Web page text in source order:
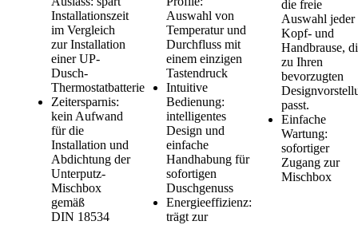
Installationszeit
im Vergleich
zur Installation
einer UP-
Dusch-
Thermostatbatterie
Zeitersparnis:
kein Aufwand
für die
Installation und
Abdichtung der
Unterputz-
Mischbox
gemäß
DIN 18534
Auswahl von
Temperatur und
Durchfluss mit
einem einzigen
Tastendruck
Intuitive
Bedienung:
intelligentes
Design und
einfache
Handhabung für
sofortigen
Duschgenuss
Energieeffizienz:
trägt zur
die freie
Auswahl jeder
Kopf- und
Handbrause,
zu Ihren
bevorzugten
passt.
Einfache
Wartung:
sofortiger
Zugang zur
Mischbox